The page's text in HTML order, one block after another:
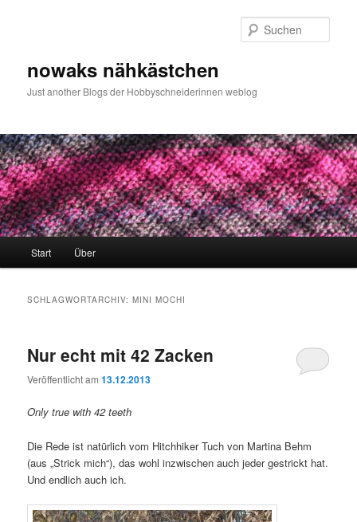
nowaks nähkästchen
Just another Blogs der Hobbyschneiderinnen weblog
Start Über
SCHLAGWORTARCHIV:MINI MOCHI
Nur echt mit 42 Zacken
Veröffentlicht am13.12.2013
Only true with 42 teeth
Die Rede ist natürlich vom Hitchhiker Tuch von Martina Behm
(aus „Strick mich“), das wohl inzwischen auch jeder gestrickt hat.
Und endlich auch ich.